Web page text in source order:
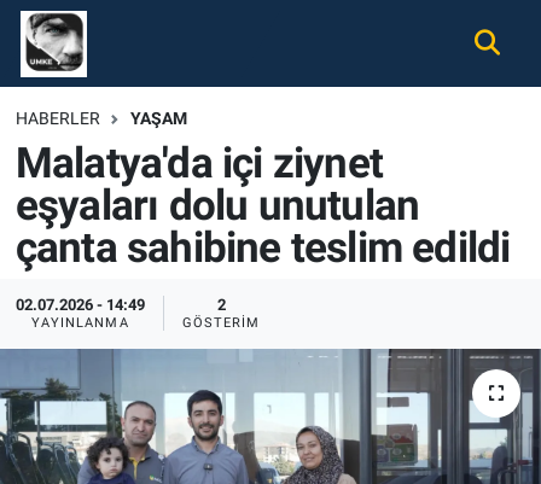
HABERLER YAŞAM
Malatya'da içi ziynet
eşyaları dolu unutulan
çanta sahibine teslim edildi
02.07.2026 - 14:49
YAYINLANMA
2
GÖSTERIM
Gündem
Ekonomi
Spor
Tüm Haberler
İletişim
Künye
Nöbetçi Eczaneler
Hava Durumu
Namaz Vakitleri
Süper Lig Puan Durumu ve Fikstür
Tüm Manşetler
Son Dakika Haberleri